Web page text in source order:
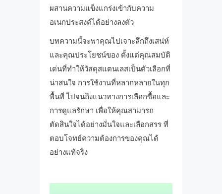
ผสานความแข็งแกร่งเข้ากับความ
อเนกประสงค์ได้อย่างลงตัว
บทความนี้จะพาคุณไปเจาะลึกถึงเสน่ห์
และคุณประโยชน์ของ ตั้งแต่คุณสมบัติ
เด่นที่ทำให้วัสดุสแตนเลสเป็นตัวเลือกที่
น่าสนใจ การใช้งานที่หลากหลายในทุก
พื้นที่ ไปจนถึงแนวทางการเลือกซื้อและ
การดูแลรักษา เพื่อให้คุณสามารถ
ตัดสินใจได้อย่างมั่นใจและเลือกสรร ที่
ตอบโจทย์ความต้องการของคุณได้
อย่างแท้จริง